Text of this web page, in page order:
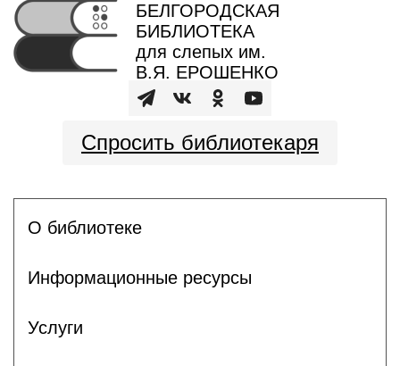
БЕЛГОРОДСКАЯ
БИБЛИОТЕКА
для слепых им.
В.Я. ЕРОШЕНКО
Спросить библиотекаря
О библиотеке
Информационные ресурсы
Услуги